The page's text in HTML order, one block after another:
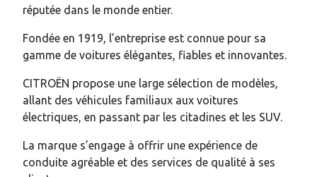
réputée dans le monde entier.
Fondée en 1919, l’entreprise est connue pour sa
gamme de voitures élégantes, fiables et innovantes.
CITROËN propose une large sélection de modèles,
allant des véhicules familiaux aux voitures
électriques, en passant par les citadines et les SUV.
La marque s’engage à offrir une expérience de
conduite agréable et des services de qualité à ses